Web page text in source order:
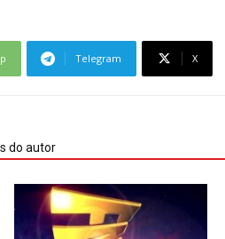
Telegram X
do autor